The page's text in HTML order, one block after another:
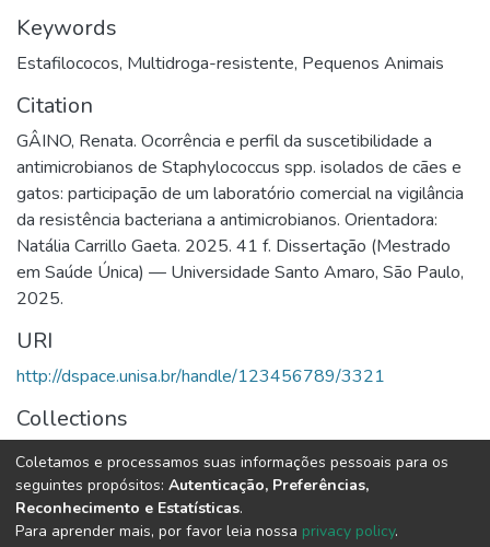
Keywords
Estafilococos, Multidroga-resistente, Pequenos Animais
Citation
GÂINO, Renata. Ocorrência e perfil da suscetibilidade a
antimicrobianos de Staphylococcus spp. isolados de cães e
gatos: participação de um laboratório comercial na vigilância
da resistência bacteriana a antimicrobianos. Orientadora:
Natália Carrillo Gaeta. 2025. 41 f. Dissertação (Mestrado
em Saúde Única) — Universidade Santo Amaro, São Paulo,
2025.
URI
http://dspace.unisa.br/handle/123456789/3321
Collections
Mestrado em Saúde Única
Full item page
Coletamos e processamos suas informações pessoais para os
seguintes propósitos: Autenticação, Preferências,
Reconhecimento e Estatísticas.
Para aprender mais, por favor leia nossa privacy policy.